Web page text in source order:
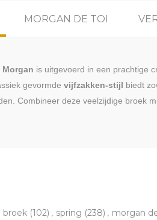
MORGAN DE TOI
Morgan is uitgevoerd in een prachtige
gevormde vijfzakken-stijl biedt
Combineer deze veelzijdige broek
broek (102) , spring (238) , morgan